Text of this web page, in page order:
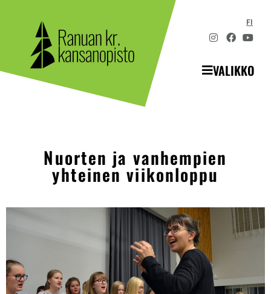
FI
VALIKKO
Nuorten ja vanhempien
yhteinen viikonloppu